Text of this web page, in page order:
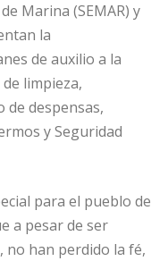
Marina (SEMAR) y
la
de auxilio a la
limpieza,
de despensas,
y Seguridad
para el pueblo de
a pesar de ser
no han perdido la fé,